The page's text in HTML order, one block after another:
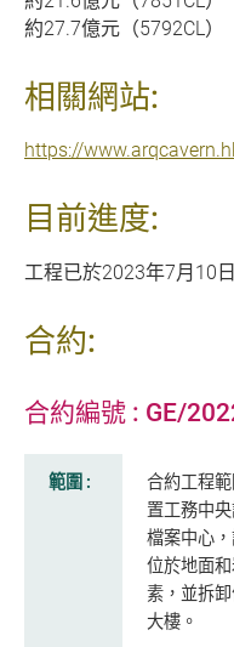
約27.7億元（5792CL）
相關網站:
https://
目前進度:
工程已於2023年7月10
合約:
合約編號 : GE/
範圍 :
合約工程
置工務中
檔案中心
位於地面
素，並拆
大樓。